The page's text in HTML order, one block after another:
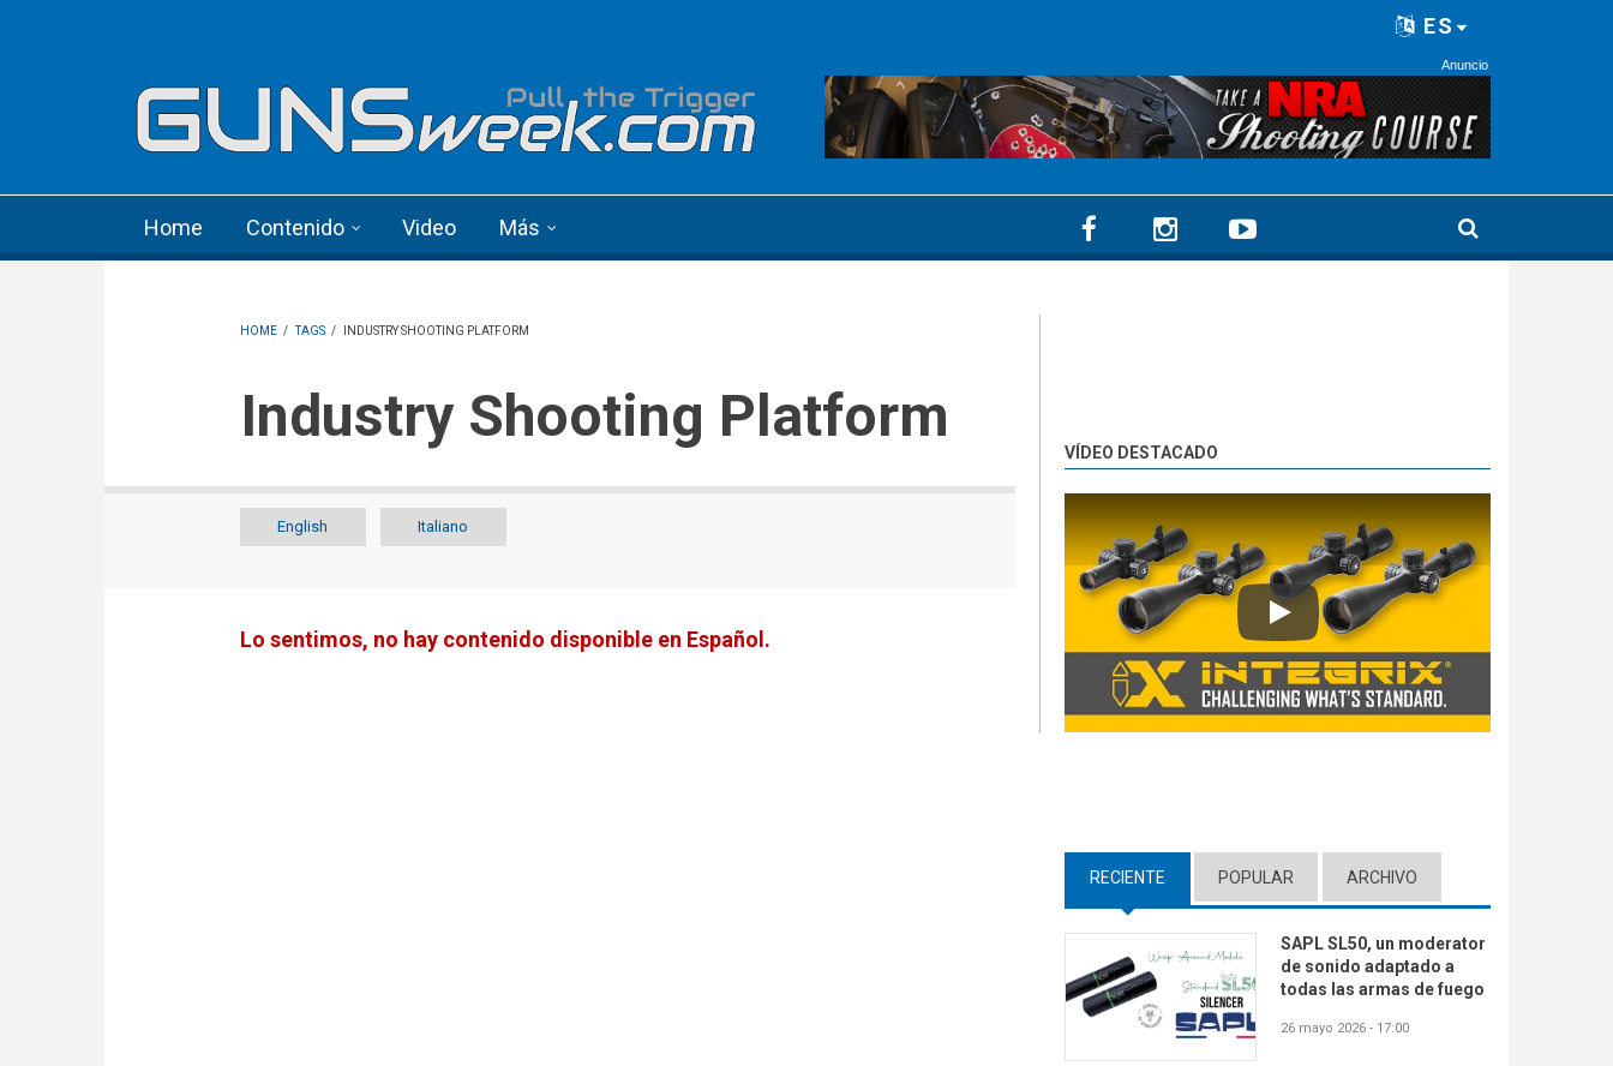
ES
Anuncio
Home Contenido Video Más
HOME / TAGS / INDUSTRY SHOOTING PLATFORM
Industry Shooting Platform
English Italiano
Lo sentimos, no hay contenido disponible en Español.
VÍDEO DESTACADO
Play
RECIENTE (ACTIVE TAB)
POPULAR ARCHIVO
SAPL SL50, un moderator
de sonido adaptado a
todas las armas de fuego
26 mayo 2026 - 17:00